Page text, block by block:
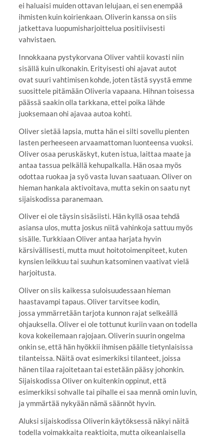
ei haluaisi muiden ottavan lelujaan, ei sen enempää
ihmisten kuin koirienkaan. Oliverin kanssa on siis
jatkettava luopumisharjoittelua positiivisesti
vahvistaen.
Innokkaana pystykorvana Oliver vahtii kovasti niin
sisällä kuin ulkonakin. Erityisesti ohi ajavat autot
ovat suuri vahtimisen kohde, joten tästä syystä emme
suosittele pitämään Oliveria vapaana. Hihnan toisessa
päässä saakin olla tarkkana, ettei poika lähde
juoksemaan ohi ajavaa autoa kohti.
Oliver sietää lapsia, mutta hän ei silti sovellu pienten
lasten perheeseen arvaamattoman luonteensa vuoksi.
Oliver osaa peruskäskyt, kuten istua, laittaa maate ja
antaa tassua pelkällä kehupalkalla. Hän osaa myös
odottaa ruokaa ja syö vasta luvan saatuaan. Oliver on
hieman hankala aktivoitava, mutta sekin on saatu nyt
sijaiskodissa paranemaan.
Oliver ei ole täysin sisäsiisti. Hän kyllä osaa tehdä
asiansa ulos, mutta joskus niitä vahinkoja sattuu myös
sisälle. Turkkiaan Oliver antaa harjata hyvin
kärsivällisesti, mutta muut hoitotoimenpiteet, kuten
kynsien leikkuu tai suuhun katsominen vaativat vielä
harjoitusta.
Oliver on siis kaikessa suloisuudessaan hieman
haastavampi tapaus. Oliver tarvitsee kodin,
jossa ymmärretään tarjota kunnon rajat selkeällä
ohjauksella. Oliver ei ole tottunut kuriin vaan on todella
kova kokeilemaan rajojaan. Oliverin suurin ongelma
onkin se, että hän hyökkii ihmisen päälle tietynlaisissa
tilanteissa. Näitä ovat esimerkiksi tilanteet, joissa
hänen tilaa rajoitetaan tai estetään pääsy johonkin.
Sijaiskodissa Oliver on kuitenkin oppinut, että
esimerkiksi sohvalle tai pihalle ei saa mennä omin luvin,
ja ymmärtää nykyään nämä säännöt hyvin.
Aluksi sijaiskodissa Oliverin käytöksessä näkyi näitä
todella voimakkaita reaktioita, mutta oikeanlaisella